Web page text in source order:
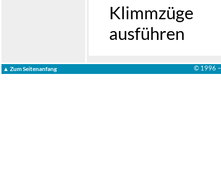
ausführen
▲ Zum Seitenanfang © 1996